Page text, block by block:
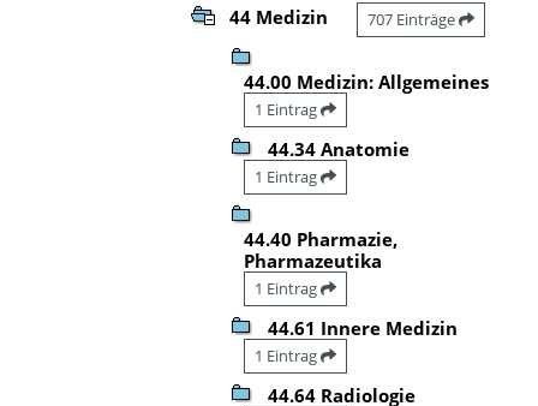
44 Medizin 707 Einträge
44.00 Medizin: Allgemeines
1 Eintrag
44.34 Anatomie
1 Eintrag
44.40 Pharmazie,
Pharmazeutika
1 Eintrag
44.61 Innere Medizin
1 Eintrag
44.64 Radiologie